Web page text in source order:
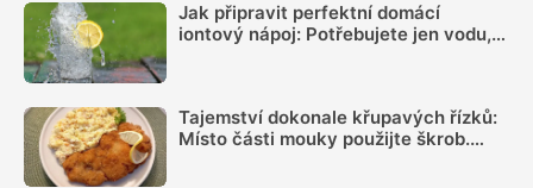
Jak připravit perfektní domácí
iontový nápoj: Potřebujete jen vodu,
Tajemství dokonale křupavých řízků:
Místo části mouky použijte škrob.